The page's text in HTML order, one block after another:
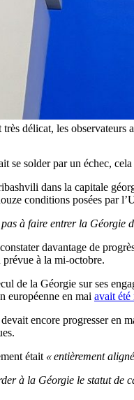
délicat, les
se solder par un échec,
dans la capitale
conditions posées par
à faire entrer la Géorgie
davantage de
à la mi-octobre.
de la Géorgie sur ses
européenne en mai avait
encore progresser en
était « entièrement
à la Géorgie le statut de